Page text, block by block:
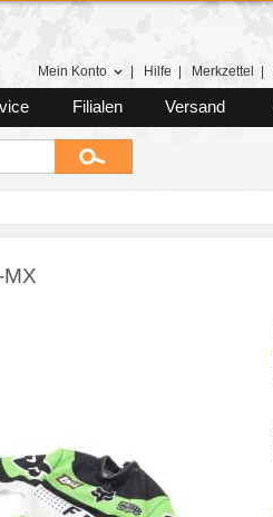
Mein Konto Hilfe Merkzettel
Filialen Versand